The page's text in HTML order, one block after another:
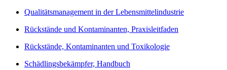
Qualitätsmanagement in der Lebensmittelindustrie
Rückstände und Kontaminanten, Praxisleitfaden
Rückstände, Kontaminanten und Toxikologie
Schädlingsbekämpfer, Handbuch